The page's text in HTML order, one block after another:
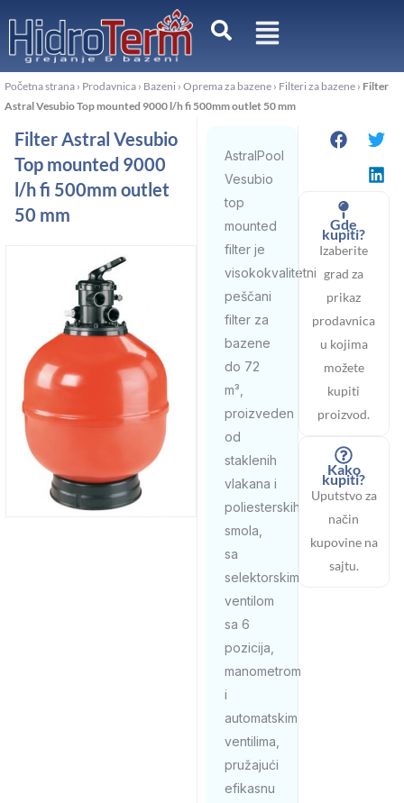
sadržaj
Početna strana › Prodavnica › Bazeni › Oprema za bazene › Filteri za bazene › Filter
Astral Vesubio Top mounted 9000 l/h fi 500mm outlet 50 mm
Filter Astral Vesubio
Top mounted 9000
l/h fi 500mm outlet
50 mm
AstralPool
Vesubio
top
mounted
filter je
visokokvalitetni
peščani
filter za
bazene
do 72
m³,
proizveden
od
staklenih
vlakana i
poliesterskih
smola,
sa
selektorskim
ventilom
sa 6
pozicija,
manometrom
i
automatskim
ventilima,
pružajući
efikasnu
Gde
kupiti?
Izaberite
grad za
prikaz
prodavnica
u kojima
možete
kupiti
proizvod.
Kako
kupiti?
Uputstvo za
način
kupovine na
sajtu.